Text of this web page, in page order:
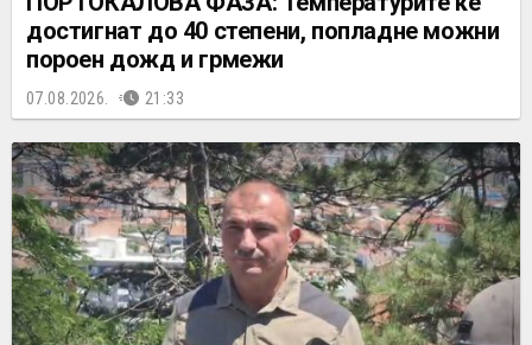
достигнат до 40 степени, попладне можни
пороен дожд и грмежи
07.08.2026. 21:33